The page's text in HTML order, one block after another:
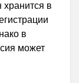
хранится в
в
может